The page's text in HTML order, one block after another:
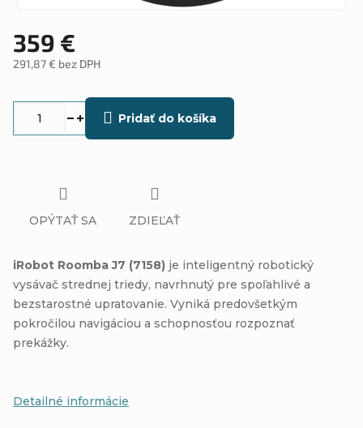
359 €
291,87 € bez DPH
Pridať do košíka
iRobot Roomba J7 (7158) je inteligentný robotický
vysávač strednej triedy, navrhnutý pre spoľahlivé a
bezstarostné upratovanie. Vyniká predovšetkým
pokročilou navigáciou a schopnosťou rozpoznať
prekážky.
Detailné informácie
OPÝTAŤ SA ZDIEĽAŤ